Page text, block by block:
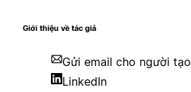
Giới thiệu về tác giả
Gửi email cho người tạo
LinkedIn